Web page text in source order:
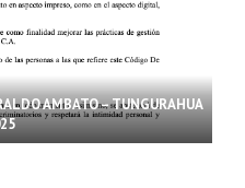
AMBATO – TUNGURAHUA